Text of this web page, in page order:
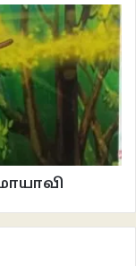
ஏற்பாடுகள் ஒருபோதும்
​​இரு நாடுகளுக்கும்
ஜி தனது அரசியல்
மீதான ஆர்வத்தை
விடாப்பிடியாக
பரபரப்புத் தன்மை
சிறை ஆளுநரிடம்
அதுவும் மூன்று